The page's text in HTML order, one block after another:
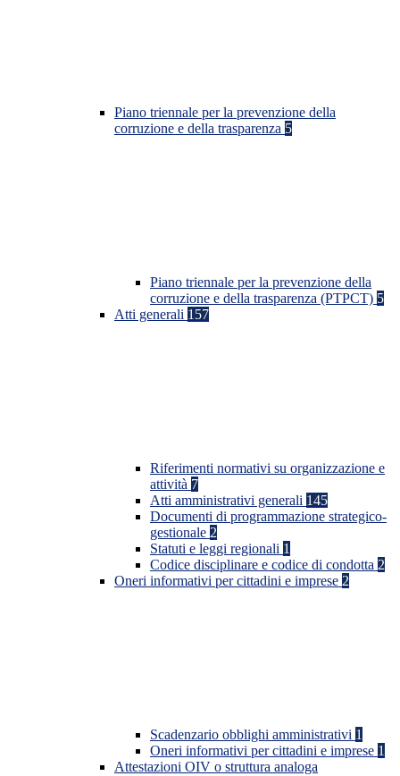
Piano triennale per la prevenzione della
corruzione e della trasparenza 5
Piano triennale per la prevenzione della
corruzione e della trasparenza (PTPCT) 5
Atti generali 157
Riferimenti normativi su organizzazione e
attività 7
Atti amministrativi generali 145
Documenti di programmazione strategico-
gestionale 2
Statuti e leggi regionali 1
Codice disciplinare e codice di condotta 2
Oneri informativi per cittadini e imprese 2
Scadenzario obblighi amministrativi 1
Oneri informativi per cittadini e imprese 1
Attestazioni OIV o struttura analoga